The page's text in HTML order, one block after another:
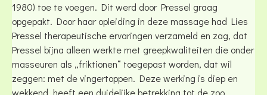
1980) toe te voegen. Dit werd door Pressel graag
opgepakt. Door haar opleiding in deze massage had Lies
Pressel therapeutische ervaringen verzameld en zag, dat
Pressel bijna alleen werkte met greepkwaliteiten die onder
masseuren als „friktionen“ toegepast worden, dat wil
zeggen: met de vingertoppen. Deze werking is diep en
wekkend, heeft een duidelijke betrekking tot de zoo